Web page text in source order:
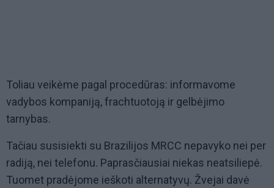
Toliau veikėme pagal procedūras: informavome
vadybos kompaniją, frachtuotoją ir gelbėjimo
tarnybas.
Tačiau susisiekti su Brazilijos MRCC nepavyko nei per
radiją, nei telefonu. Paprasčiausiai niekas neatsiliepė.
Tuomet pradėjome ieškoti alternatyvų. Žvejai davė